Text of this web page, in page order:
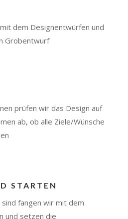
dem Designentwürfen und
Grobentwurf
prüfen wir das Design auf
ab, ob alle Ziele/Wünsche
STARTEN
fangen wir mit dem
und setzen die